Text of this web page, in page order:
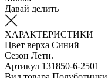
Давай делить
ХАРАКТЕРИСТИКИ
Цвет верха Синий
Сезон Летн.
Артикул 131850-6-2501